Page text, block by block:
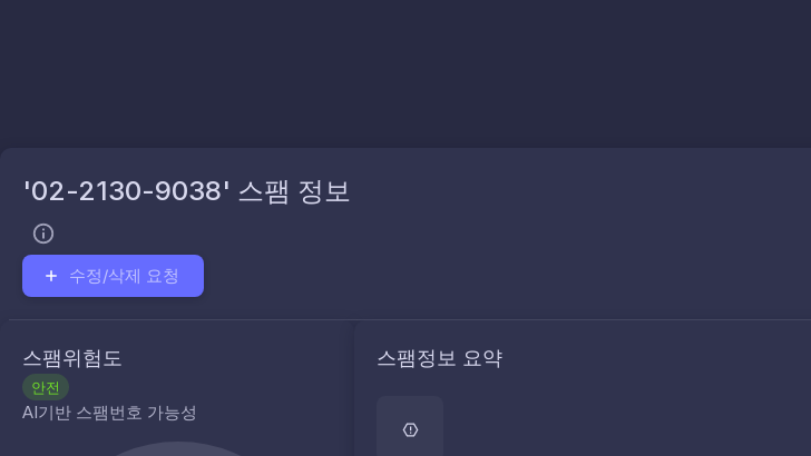
'02-2130-9038' 스팸 정보
수정/삭제 요청
스팸위험도
안전
AI기반 스팸번호 가능성
스팸정보 요약